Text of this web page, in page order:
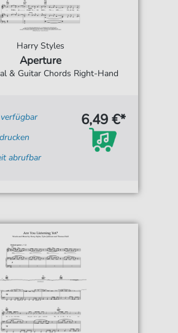
Harry Styles
Aperture
& Guitar Chords Right-Hand
abrufbar
6,49 €*